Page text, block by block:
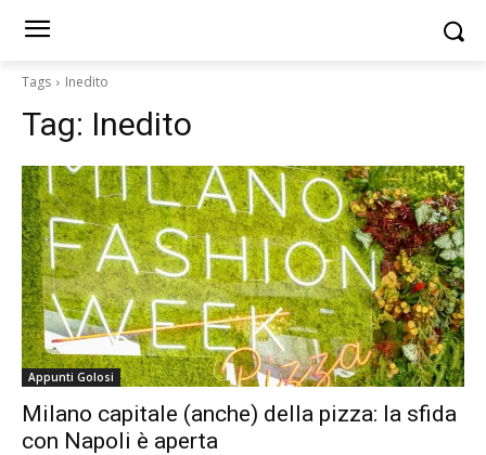
Tags Inedito
Tag: Inedito
Appunti Golosi
Milano capitale (anche) della pizza: la sfida
con Napoli è aperta